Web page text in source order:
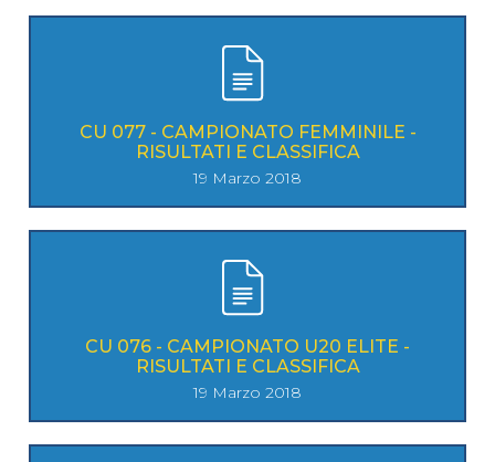
CU 077 - CAMPIONATO FEMMINILE -
RISULTATI E CLASSIFICA
19 Marzo 2018
CU 076 - CAMPIONATO U20 ELITE -
RISULTATI E CLASSIFICA
19 Marzo 2018